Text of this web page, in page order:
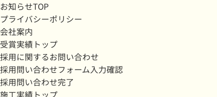
お知らせTOP
プライバシーポリシー
会社案内
受賞実績トップ
採用に関するお問い合わせ
採用問い合わせフォーム入力確認
採用問い合わせ完了
施工実績トップ